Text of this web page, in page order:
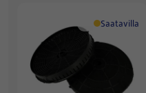
Saatavilla